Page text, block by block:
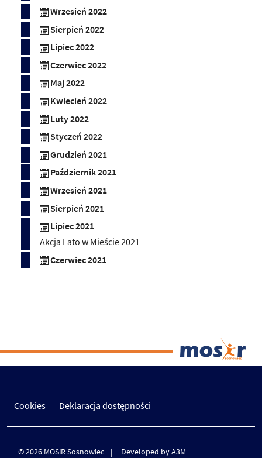
Wrzesień 2022
Sierpień 2022
Lipiec 2022
Czerwiec 2022
Maj 2022
Kwiecień 2022
Luty 2022
Styczeń 2022
Grudzień 2021
Październik 2021
Wrzesień 2021
Sierpień 2021
Lipiec 2021
Akcja Lato w Mieście 2021
Czerwiec 2021
Cookies Deklaracja dostępności
© 2026 MOSiR Sosnowiec Developed by A3M